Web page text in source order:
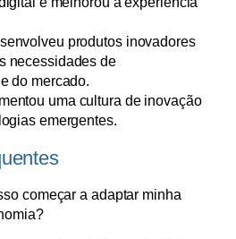
produtos inovadores
necessidades de
do mercado.
uma cultura de inovação
emergentes.
começar a adaptar minha